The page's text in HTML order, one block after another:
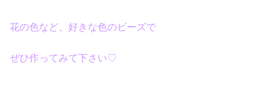
花の色など、好きな色のビーズで
ぜひ作ってみて下さい♡